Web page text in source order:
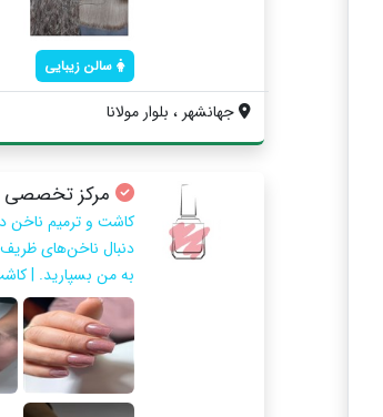
سالن زیبایی
جهانشهر ، بلوار مولانا
مرکز تخصصی
کاشت و ترمیم ناخن
دنبال ناخن‌های
به من بسپارید. |